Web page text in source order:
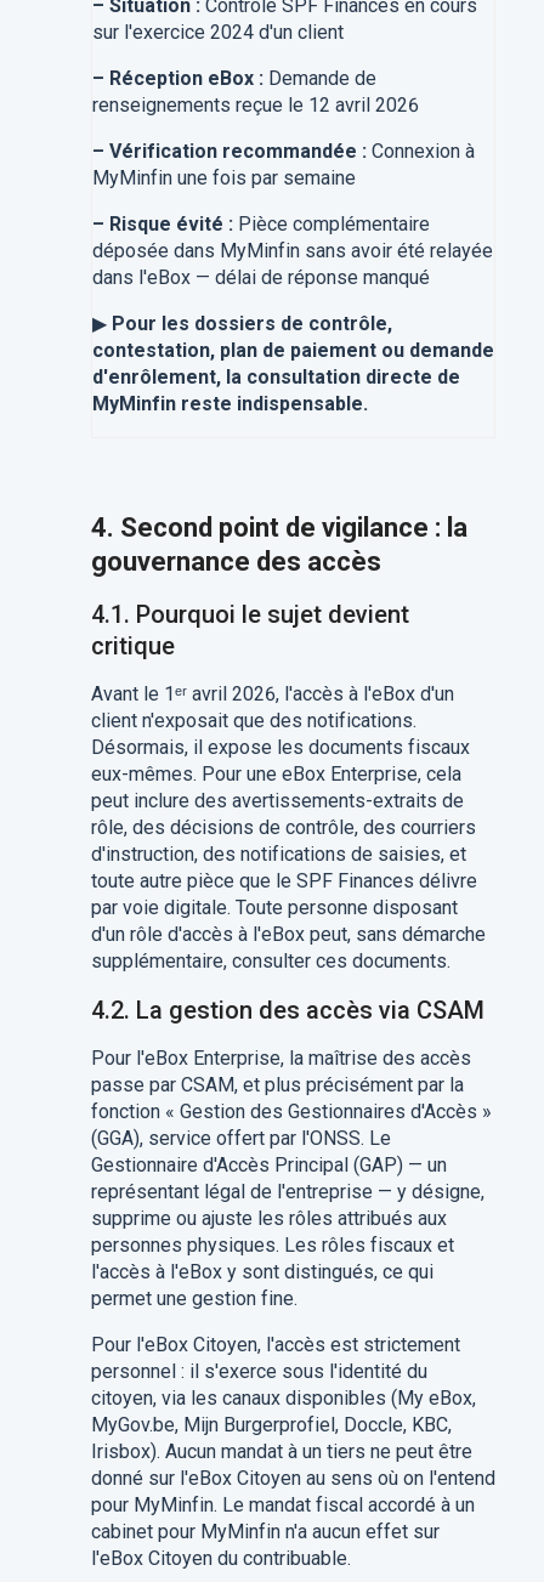
– Situation : Contrôle SPF Finances en cours
sur l'exercice 2024 d'un client
– Réception eBox : Demande de
renseignements reçue le 12 avril 2026
– Vérification recommandée : Connexion à
MyMinfin une fois par semaine
– Risque évité : Pièce complémentaire
déposée dans MyMinfin sans avoir été relayée
dans l'eBox — délai de réponse manqué
▶ Pour les dossiers de contrôle,
contestation, plan de paiement ou demande
d'enrôlement, la consultation directe de
MyMinfin reste indispensable.
4. Second point de vigilance : la
gouvernance des accès
4.1. Pourquoi le sujet devient
critique
Avant le 1ᵉʳ avril 2026, l'accès à l'eBox d'un
client n'exposait que des notifications.
Désormais, il expose les documents fiscaux
eux-mêmes. Pour une eBox Enterprise, cela
peut inclure des avertissements-extraits de
rôle, des décisions de contrôle, des courriers
d'instruction, des notifications de saisies, et
toute autre pièce que le SPF Finances délivre
par voie digitale. Toute personne disposant
d'un rôle d'accès à l'eBox peut, sans démarche
supplémentaire, consulter ces documents.
4.2. La gestion des accès via CSAM
Pour l'eBox Enterprise, la maîtrise des accès
passe par CSAM, et plus précisément par la
fonction « Gestion des Gestionnaires d'Accès »
(GGA), service offert par l'ONSS. Le
Gestionnaire d'Accès Principal (GAP) — un
représentant légal de l'entreprise — y désigne,
supprime ou ajuste les rôles attribués aux
personnes physiques. Les rôles fiscaux et
l'accès à l'eBox y sont distingués, ce qui
permet une gestion fine.
Pour l'eBox Citoyen, l'accès est strictement
personnel : il s'exerce sous l'identité du
citoyen, via les canaux disponibles (My eBox,
MyGov.be, Mijn Burgerprofiel, Doccle, KBC,
Irisbox). Aucun mandat à un tiers ne peut être
donné sur l'eBox Citoyen au sens où on l'entend
pour MyMinfin. Le mandat fiscal accordé à un
cabinet pour MyMinfin n'a aucun effet sur
l'eBox Citoyen du contribuable.